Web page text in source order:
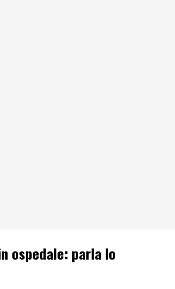
ospedale: parla lo